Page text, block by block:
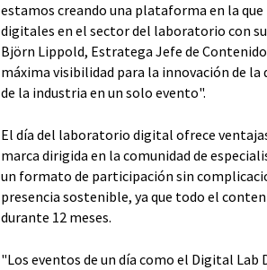
estamos creando una plataforma en la
digitales en el sector del laboratorio con
Björn Lippold, Estratega Jefe de
máxima visibilidad para la innovación de
de la industria en un solo evento".
El día del laboratorio digital ofrece
marca dirigida en la comunidad de
un formato de participación sin
presencia sostenible, ya que todo el
durante 12 meses.
"Los eventos de un día como el Digital Lab